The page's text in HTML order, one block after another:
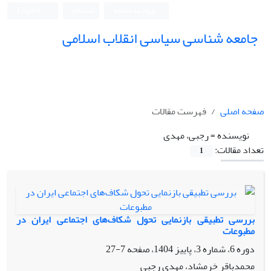
جامعه شناسی سیاسی انقلاب اسلامی
صفحه اصلی
فهرست مقالات
نویسنده =رجبی، مهدی
تعداد مقالات:
1
بررسی تطبیقی بازنمایی تحول شکاف‌های اجتماعی ایران در
مطبوعات
دوره 6، شماره 3، پاییز 1404، صفحه
7-27
محمدباقر خرمشاد، مهدی رجبی